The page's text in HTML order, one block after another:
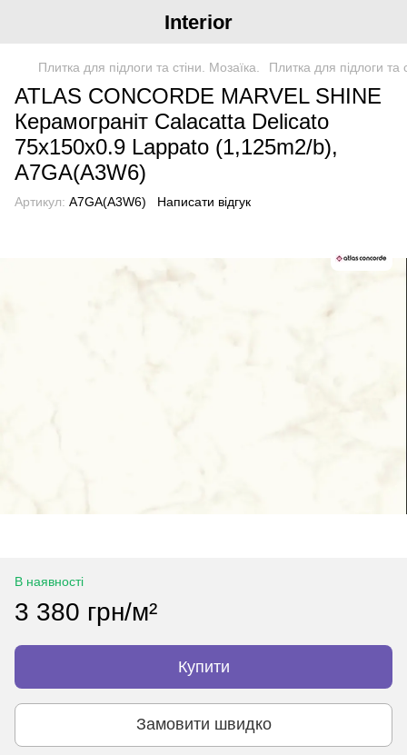
Interior
Плитка для підлоги та стіни. Мозаїка. Плитка для підлоги та
ATLAS CONCORDE MARVEL SHINE
Керамограніт Calacatta Delicato
75x150x0.9 Lappato (1,125m2/b),
A7GA(A3W6)
Артикул: A7GA(A3W6) Написати відгук
В наявності
3 380 грн/м²
Купити
Замовити швидко